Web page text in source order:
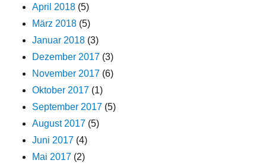
April 2018 (5)
März 2018 (5)
Januar 2018 (3)
Dezember 2017 (3)
November 2017 (6)
Oktober 2017 (1)
September 2017 (5)
August 2017 (5)
Juni 2017 (4)
Mai 2017 (2)